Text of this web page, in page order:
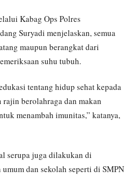
Kabag Ops Polres
Suryadi menjelaskan, semua
maupun berangkat dari
suhu tubuh.
tentang hidup sehat kepada
rajin berolahraga dan makan
menambah imunitas,” katanya,
serupa juga dilakukan di
dan sekolah seperti di SMPN